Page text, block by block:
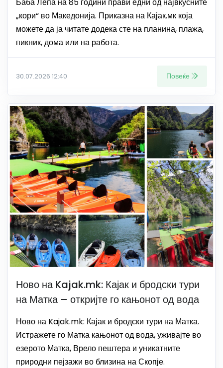
„кори“ во Македонија. Приказна на Кајак.мк која
можете да ја читате додека сте на планина, плажа,
пикник, дома или на работа.
30.07.2026 12:40 Повеќе
Ново на Kajak.mk: Кајак и бродски тури
на Матка – откријте го кањонот од вода
Ново на Kajak.mk: Кајак и бродски тури на Матка.
Истражете го Матка кањонот од вода, уживајте во
езерото Матка, Врело пештера и уникатните
природни пејзажи во близина на Скопје.